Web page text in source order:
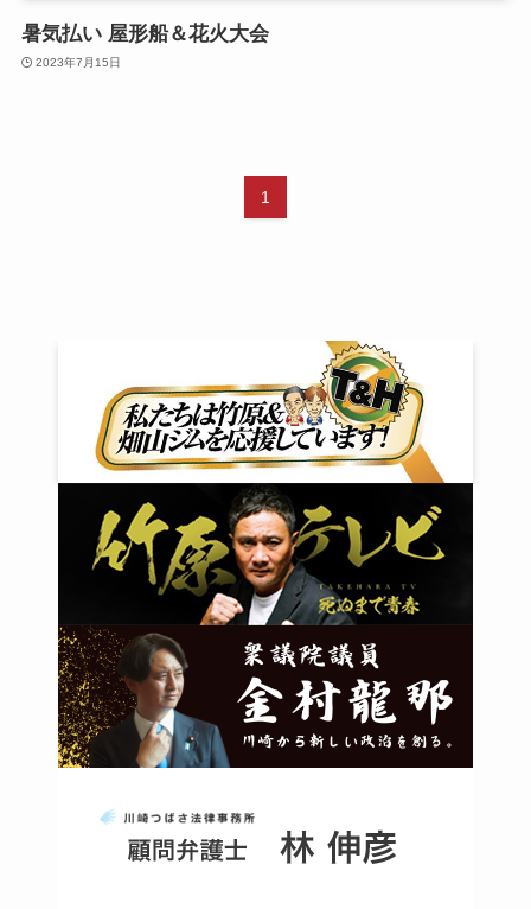
暑気払い 屋形船＆花火大会
2023年7月15日
1